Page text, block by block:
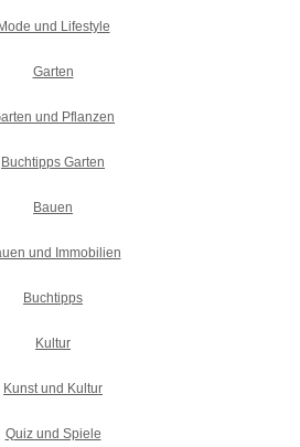
Mode und Lifestyle
Garten
und Pflanzen
Buchtipps Garten
Bauen
und Immobilien
Buchtipps
Kultur
Kunst und Kultur
Quiz und Spiele